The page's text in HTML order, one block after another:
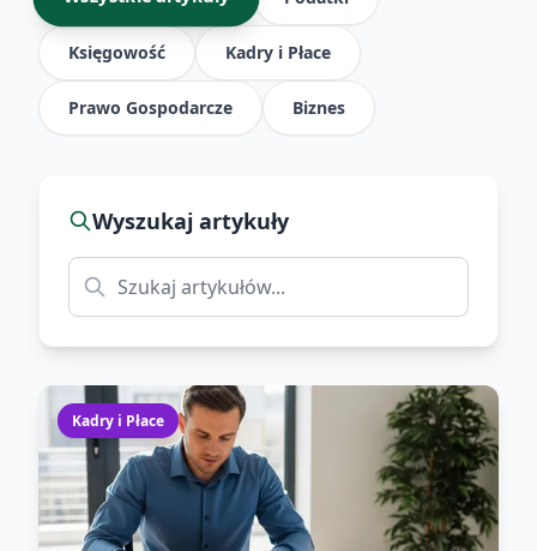
Księgowość Kadry i Płace
Prawo Gospodarcze Biznes
Wyszukaj artykuły
Kadry i Płace